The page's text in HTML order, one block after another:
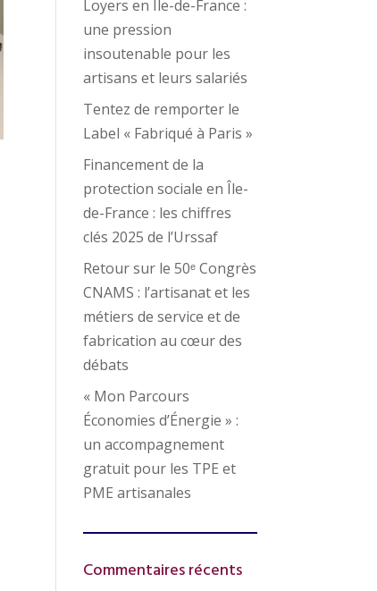
Loyers en Île-de-France :
une pression
insoutenable pour les
artisans et leurs salariés
Tentez de remporter le
Label « Fabriqué à Paris »
Financement de la
protection sociale en Île-
de-France : les chiffres
clés 2025 de l’Urssaf
Retour sur le 50ᵉ Congrès
CNAMS : l’artisanat et les
métiers de service et de
fabrication au cœur des
débats
« Mon Parcours
Économies d’Énergie » :
un accompagnement
gratuit pour les TPE et
PME artisanales
Commentaires récents